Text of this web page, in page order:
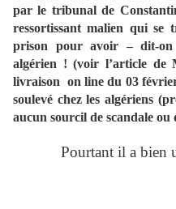
par le tribunal de
ressortissant malien qui
prison pour avoir – dit-
algérien ! (voir l’article de
livraison on line du 03
soulevé chez les algériens
aucun sourcil de scandale ou
Pourtant il a bien